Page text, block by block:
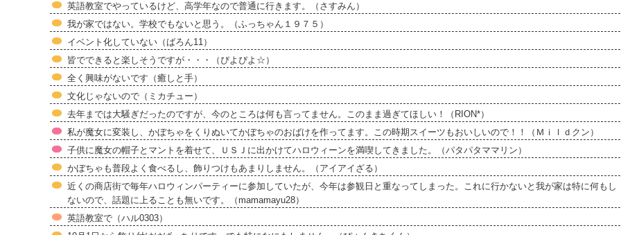
英語教室でやっているけど、高学年なので普通に行きます。（さすみん）
我が家ではない。学校でもないと思う。（ふっちゃん１９７５）
イベント化していない（ばろん11）
皆でできると楽しそうですが・・・（ぴよぴよ☆）
全く興味がないです（癒しと手）
文化じゃないので（ミカチュー）
去年までは大騒ぎだったのですが、今のところは何も言ってません。このまま過ぎてほしい！（RION*）
私が魔女に変装し、かぼちゃをくりぬいてかぼちゃのおばけを作ってます。この時期スイーツもおいしいので！！（Ｍｉｌｄクン）
子供に魔女の帽子とマントを着せて、ＵＳＪに出かけてハロウィーンを満喫してきました。（パタパタママリン）
かぼちゃも普段よく食べるし、飾りつけもあまりしません。（アイアイざる）
近くの商店街で毎年ハロウィンパーティーに参加していたが、今年は参観日と重なってしまった。これに行かないと我が家は特に何もし
ないので、話題に上ることも無いです。（mamamayu28）
英語教室で（ハル0303）